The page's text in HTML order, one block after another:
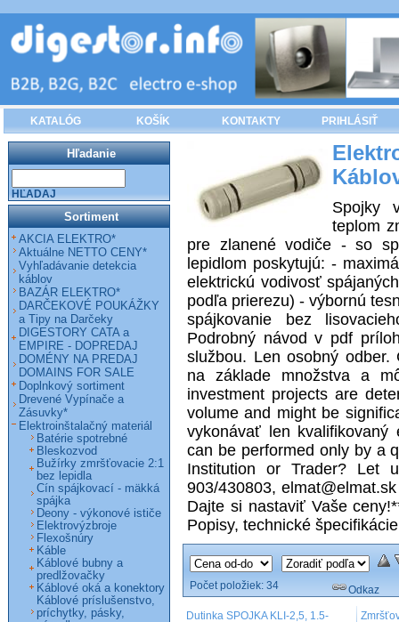
KATALÓG KOŠÍK KONTAKTY PRIHLÁSIŤ
Spojky
teplom
pre zlanené vodiče - so
lepidlom poskytujú: -
elektrickú vodivosť
podľa prierezu) - výbornú
spájkovanie bez
Podrobný návod v pdf
službou. Len osobný
na základe množstva a
investment projects are
volume and might be
vykonávať len kvalifikovaný
can be performed only by a
Institution or Trader? Let
903/430803,
Dajte si nastaviť Vaše
Popisy, technické
Počet položiek: 34 Odkaz
Dutinka SPOJKA KLI-2,5, 1.5-
Hľadanie
HĽADAJ
Sortiment
AKCIA ELEKTRO*
Aktuálne NETTO CENY*
Vyhľadávanie detekcia
káblov
BAZÁR ELEKTRO*
DARČEKOVÉ POUKÁŽKY
a Tipy na Darčeky
DIGESTORY CATA a
EMPIRE - DOPREDAJ
DOMÉNY NA PREDAJ
DOMAINS FOR SALE
Doplnkový sortiment
Drevené Vypínače a
Zásuvky*
Elektroinštalačný materiál
Batérie spotrebné
Bleskozvod
Bužírky zmršťovacie 2:1
bez lepidla
Cín spájkovací - mäkká
spájka
Deony - výkonové ističe
Elektrovýzbroje
Flexošnúry
Káble
Káblové bubny a
predlžovačky
Káblové oká a konektory
Káblové príslušenstvo,
príchytky, pásky,